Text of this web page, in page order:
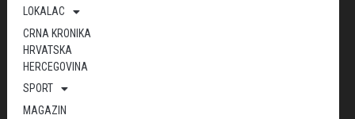
LOKALAC
CRNA KRONIKA
HRVATSKA
HERCEGOVINA
SPORT
MAGAZIN